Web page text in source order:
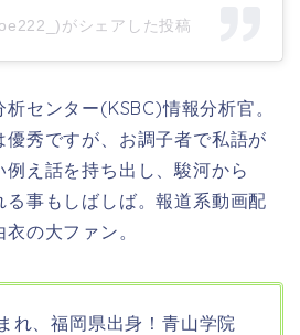
がシェアした投稿
析センター(KSBC)情報分析官。
優秀ですが、お調子者で私語が
え話を持ち出し、駿河から
る事もしばしば。報道系動画配
の大ファン。
れ、福岡県出身！ 青山学院